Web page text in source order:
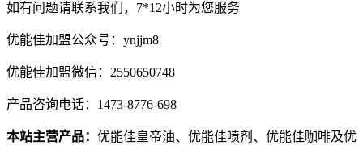
如有问题请联系我们，7*12小时为您服务
优能佳加盟公众号：ynjjm8
优能佳加盟微信：2550650748
产品咨询电话：1473-8776-698
本站主营产品： 优能佳皇帝油、优能佳喷剂、优能佳咖啡及优